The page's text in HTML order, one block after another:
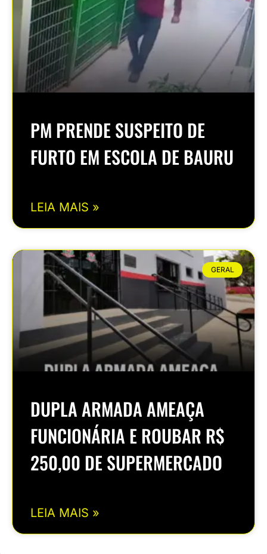
PM PRENDE SUSPEITO DE
FURTO EM ESCOLA DE BAURU
LEIA MAIS »
GERAL
DUPLA ARMADA AMEAÇA
FUNCIONÁRIA E ROUBAR R$
250,00 DE SUPERMERCADO
LEIA MAIS »